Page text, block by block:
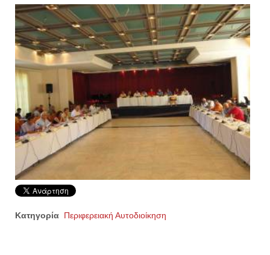
Κατηγορία Περιφερειακή Αυτοδιοίκηση